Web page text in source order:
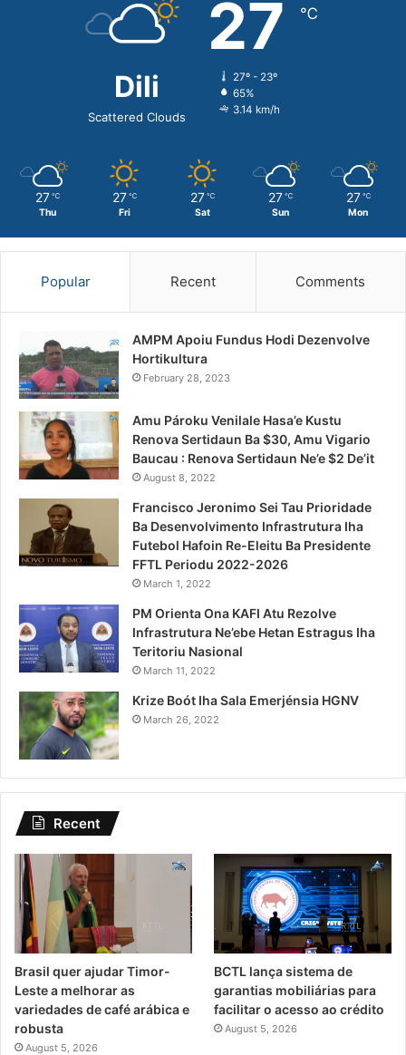
Dili
Scattered Clouds
27 ℃
27º - 23º
65%
3.14 km/h
27 ℃
Thu
27 ℃
Fri
27 ℃
Sat
27 ℃
Sun
27 ℃
Mon
Popular Recent Comments
AMPM Apoiu Fundus Hodi Dezenvolve
Hortikultura
February 28, 2023
Amu Pároku Venilale Hasa’e Kustu
Renova Sertidaun Ba $30, Amu Vigario
Baucau : Renova Sertidaun Ne’e $2 De’it
August 8, 2022
Francisco Jeronimo Sei Tau Prioridade
Ba Desenvolvimento Infrastrutura Iha
Futebol Hafoin Re-Eleitu Ba Presidente
FFTL Periodu 2022-2026
March 1, 2022
PM Orienta Ona KAFI Atu Rezolve
Infrastrutura Ne’ebe Hetan Estragus Iha
Teritoriu Nasional
March 11, 2022
Krize Boót Iha Sala Emerjénsia HGNV
March 26, 2022
Recent
Brasil quer ajudar Timor-
Leste a melhorar as
variedades de café arábica e
robusta
August 5, 2026
BCTL lança sistema de
garantias mobiliárias para
facilitar o acesso ao crédito
August 5, 2026